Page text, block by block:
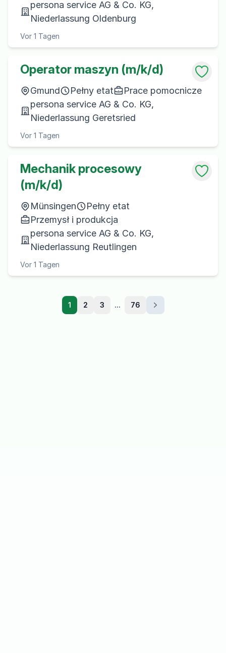
persona service AG & Co. KG,
Niederlassung Oldenburg
Vor 1 Tagen
Operator maszyn (m/k/d)
Gmund Pełny etat
Prace pomocnicze
persona service AG & Co. KG,
Niederlassung Geretsried
Vor 1 Tagen
Mechanik procesowy
(m/k/d)
Münsingen
Pełny etat
Przemysł i produkcja
persona service AG & Co. KG,
Niederlassung Reutlingen
Vor 1 Tagen
1 2 3 ... 76
Dalej